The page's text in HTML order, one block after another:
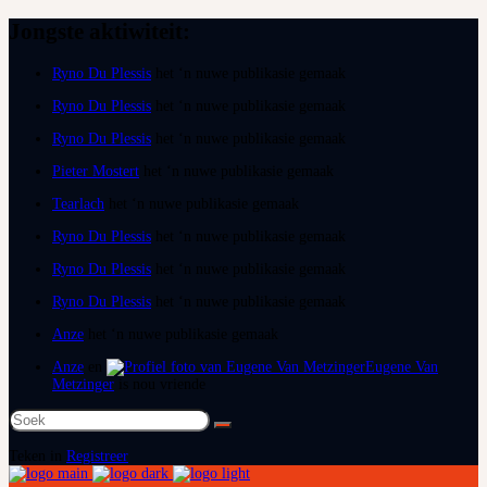
Ryno Du Plessis
Ryno Du Plessis
Ryno Du Plessis
Pieter Mostert
Tearlach
Ryno Du Plessis
Ryno Du Plessis
Ryno Du Plessis
Anze
Anze
Eugene Van
Metzinger
Soek
na:
Registreer